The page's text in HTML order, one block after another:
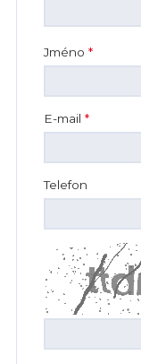
Jméno *
E-mail *
Telefon